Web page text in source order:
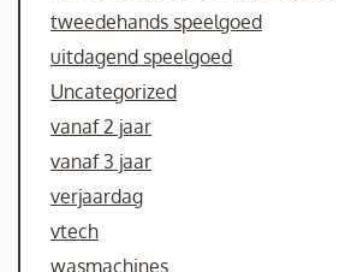
tweedehands speelgoed
uitdagend speelgoed
Uncategorized
vanaf 2 jaar
vanaf 3 jaar
verjaardag
vtech
wasmachines